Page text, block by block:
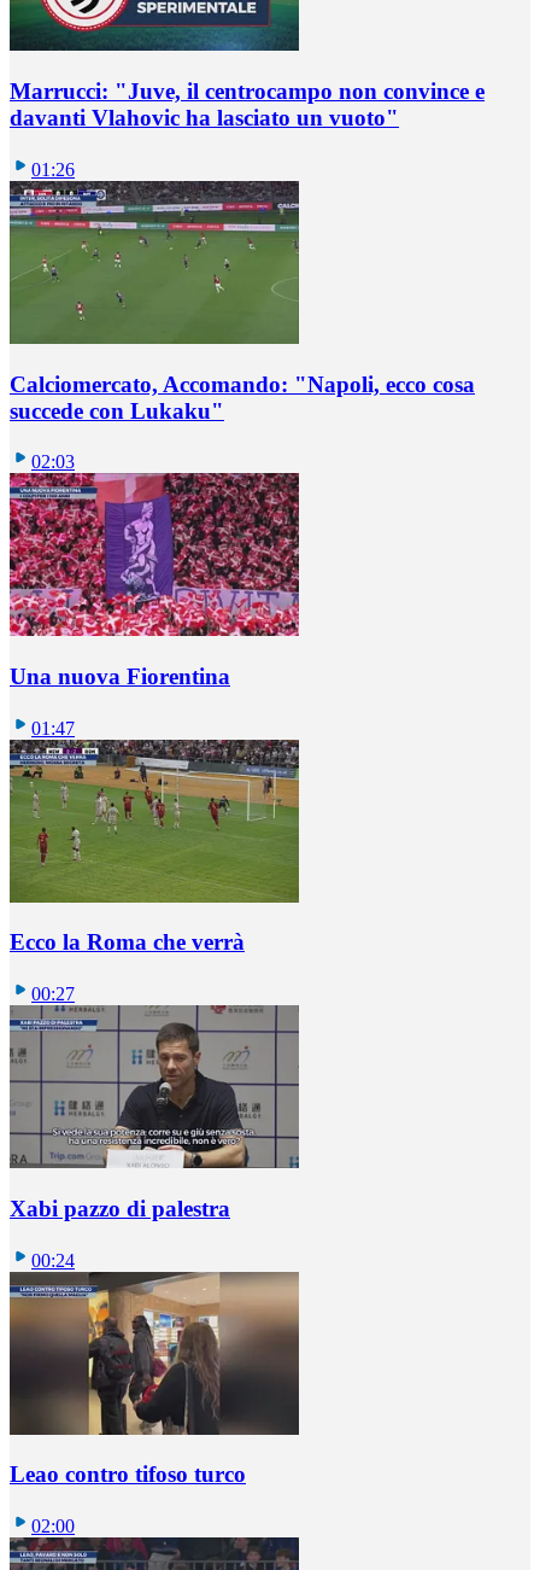
Marrucci: "Juve, il centrocampo non convince e
davanti Vlahovic ha lasciato un vuoto"
01:26
Calciomercato, Accomando: "Napoli, ecco cosa
succede con Lukaku"
02:03
Una nuova Fiorentina
01:47
Ecco la Roma che verrà
00:27
Xabi pazzo di palestra
00:24
Leao contro tifoso turco
02:00